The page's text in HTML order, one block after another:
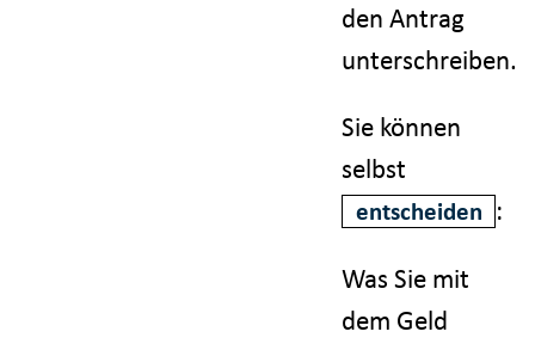
den Antrag
unterschreiben.
Sie können
selbst
entscheiden :
Was Sie mit
dem Geld